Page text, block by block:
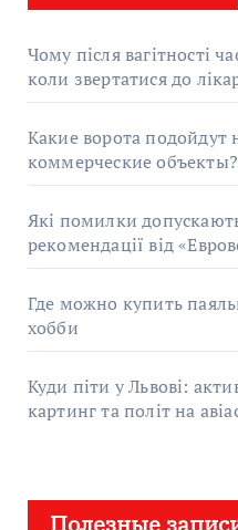
Чому після вагітності
коли звертатися до
Какие ворота подойдут
коммерческие объекты?
Які помилки
рекомендації від
Где можно купить
хобби
Куди піти у Львові:
картинг та політ на
Полезные